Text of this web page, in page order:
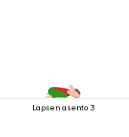
Lapsen asento 3